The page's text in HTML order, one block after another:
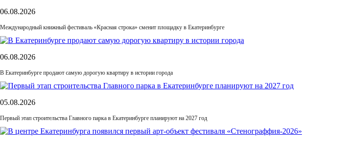
06.08.2026
Международный книжный фестиваль «Красная строка» сменит площадку в Екатеринбурге
06.08.2026
В Екатеринбурге продают самую дорогую квартиру в истории города
05.08.2026
Первый этап строительства Главного парка в Екатеринбурге планируют на 2027 год